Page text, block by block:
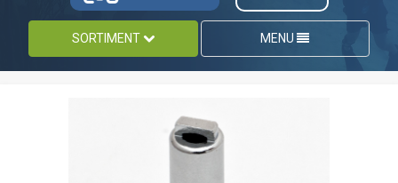
SORTIMENT MENU